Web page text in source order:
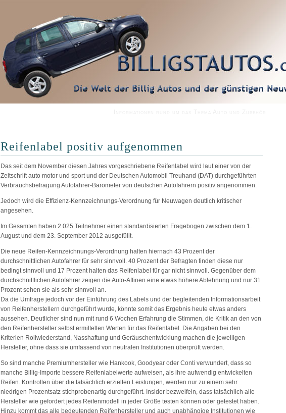
Reifenlabel positiv aufgenommen
Das seit dem November diesen Jahres vorgeschriebene Reifenlabel wird laut einer von der
Zeitschrift auto motor und sport und der Deutschen Automobil Treuhand (DAT) durchgeführten
Verbrauchsbefragung Autofahrer-Barometer von deutschen Autofahrern positiv angenommen.
Jedoch wird die Effizienz-Kennzeichnungs-Verordnung für Neuwagen deutlich kritischer
angesehen.
Im Gesamten haben 2.025 Teilnehmer einen standardisierten Fragebogen zwischen dem 1.
August und dem 23. September 2012 ausgefüllt.
Die neue Reifen-Kennzeichnungs-Verordnung halten hiernach 43 Prozent der
durchschnittlichen Autofahrer für sehr sinnvoll. 40 Prozent der Befragten finden diese nur
bedingt sinnvoll und 17 Prozent halten das Reifenlabel für gar nicht sinnvoll. Gegenüber dem
durchschnittlichen Autofahrer zeigen die Auto-Affinen eine etwas höhere Ablehnung und nur 31
Prozent sehen sie als sehr sinnvoll an.
Da die Umfrage jedoch vor der Einführung des Labels und der begleitenden Informationsarbeit
von Reifenherstellern durchgeführt wurde, könnte somit das Ergebnis heute etwas anders
aussehen. Deutlicher sind nun mit rund 6 Wochen Erfahrung die Stimmen, die Kritik an den von
den Reifenhersteller selbst ermittelten Werten für das Reifenlabel. Die Angaben bei den
Kriterien Rollwiederstand, Nasshaftung und Geräuschentwicklung machen die jeweiligen
Hersteller, ohne dass sie umfassend von neutralen Institutionen überprüft werden.
So sind manche Premiumhersteller wie Hankook, Goodyear oder Conti verwundert, dass so
manche Billig-Importe bessere Reifenlabelwerte aufweisen, als ihre aufwendig entwickelten
Reifen. Kontrollen über die tatsächlich erzielten Leistungen, werden nur zu einem sehr
niedrigen Prozentsatz stichprobenartig durchgeführt. Insider bezweifeln, dass tatsächlich alle
Hersteller wie gefordert jedes Reifenmodell in jeder Größe testen können oder getestet haben.
Hinzu kommt das alle bedeutenden Reifenhersteller und auch unabhängige Institutionen wie